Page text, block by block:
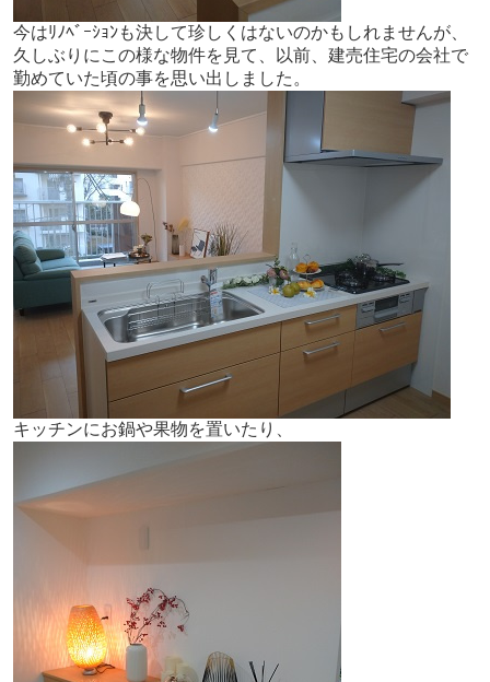
今はﾘﾉﾍﾞｰｼｮﾝも決して珍しくはないのかもしれませんが、
久しぶりにこの様な物件を見て、以前、建売住宅の会社で
勤めていた頃の事を思い出しました。
キッチンにお鍋や果物を置いたり、